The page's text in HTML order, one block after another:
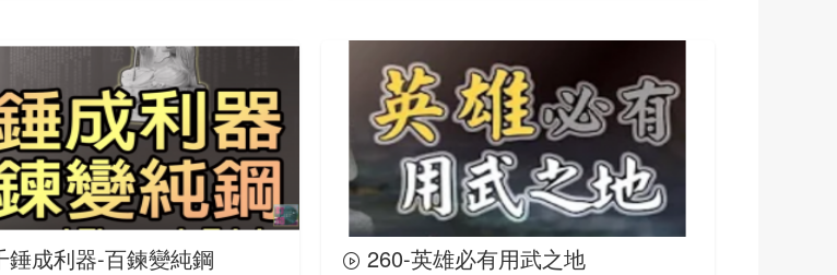
錘成利器-百鍊變純鋼 260-英雄必有用武之地